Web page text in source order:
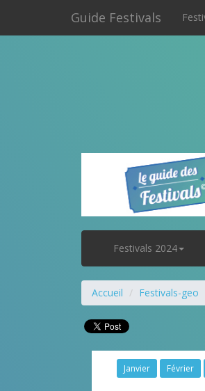
Guide Festivals
Festivals 2024
Accueil Festivals-geo
Janvier Février